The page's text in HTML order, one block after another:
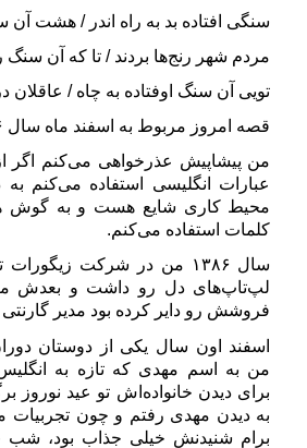
سنگی افتاده بد به راه اندر / هشت آن
مردم شهر رنج‌ها بردند / تا که آن سنگ
تویی آن سنگ اوفتاده به چاه / عاقلان
قصه امروز مربوط به اسفند ماه سال ۱۳۸۶ است.
من پیشاپیش عذرخواهی می‌کنم اگر
عبارات انگلیسی استفاده می‌کنم به
محیط کاری شایع هست و به گوش
کلمات استفاده می‌کنم.
سال ۱۳۸۶ من در شرکت
لپ‌تاپ‌های دل رو داشت و بعدش
فروشش رو دایر کرده بود مدیر گارنتی
اسفند اون سال یکی از دوستان
من به اسم مهدی که تازه به
برای دیدن خانواده‌اش تو عید نوروز
به دیدن مهدی رفتم و چون تجربیات
برام شنیدنش خیلی جذاب بود، شب